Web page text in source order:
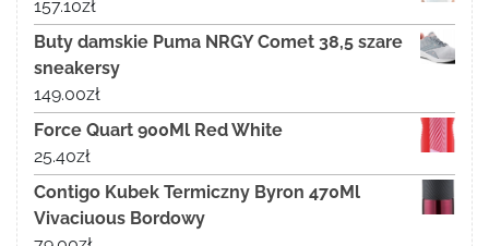
157.10zł
Buty damskie Puma NRGY Comet 38,5 szare
sneakersy
149.00zł
Force Quart 900Ml Red White
25.40zł
Contigo Kubek Termiczny Byron 470Ml
Vivaciuous Bordowy